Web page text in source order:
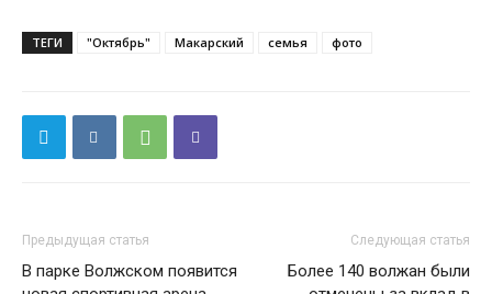
ТЕГИ "Октябрь" Макарский семья фото
Предыдущая статья
В парке Волжском появится
Следующая статья
Более 140 волжан были